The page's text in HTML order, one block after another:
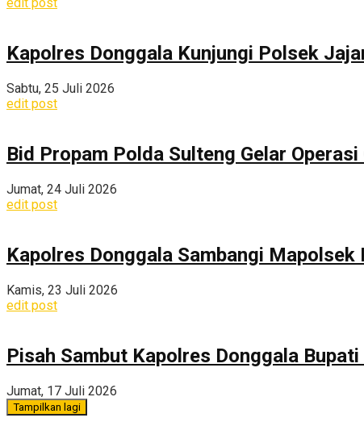
edit post
Kapolres Donggala Kunjungi Polsek
Sabtu, 25 Juli 2026
edit post
Bid Propam Polda Sulteng Gelar
Jumat, 24 Juli 2026
edit post
Kapolres Donggala Sambangi
Kamis, 23 Juli 2026
edit post
Pisah Sambut Kapolres Donggala
Jumat, 17 Juli 2026
Tampilkan lagi